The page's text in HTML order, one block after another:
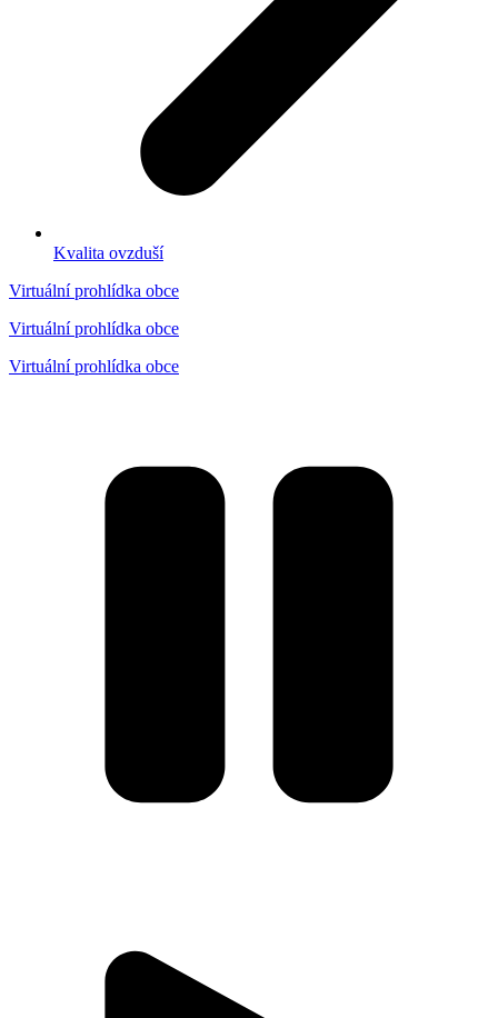
Kvalita ovzduší
Virtuální prohlídka obce
Virtuální prohlídka obce
Virtuální prohlídka obce